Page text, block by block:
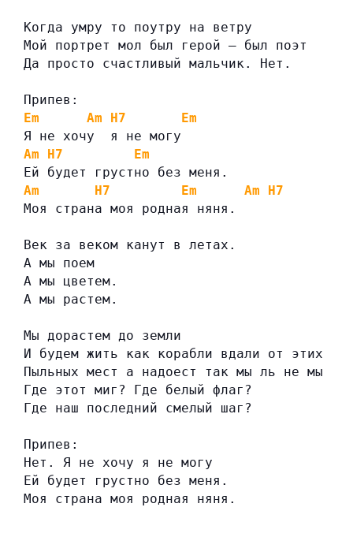
Когда умру то поутру на ветру
Мой портрет мол был герой — был поэт
Да просто счастливый мальчик. Нет.
Припев:
Em
Am H7
Em
Я не хочу  я не могу
Am
H7
Em
Ей будет грустно без меня.
Am
H7 Em Am
H7
Моя страна моя родная няня.
Век за веком канут в летах.
А мы поем
А мы цветем.
А мы растем.
Мы дорастем до земли
И будем жить как корабли вдали от этих
Пыльных мест а надоест так мы ль не мы
Где этот миг? Где белый флаг?
Где наш последний смелый шаг?
Припев:
Нет. Я не хочу я не могу
Ей будет грустно без меня.
Моя страна моя родная няня.